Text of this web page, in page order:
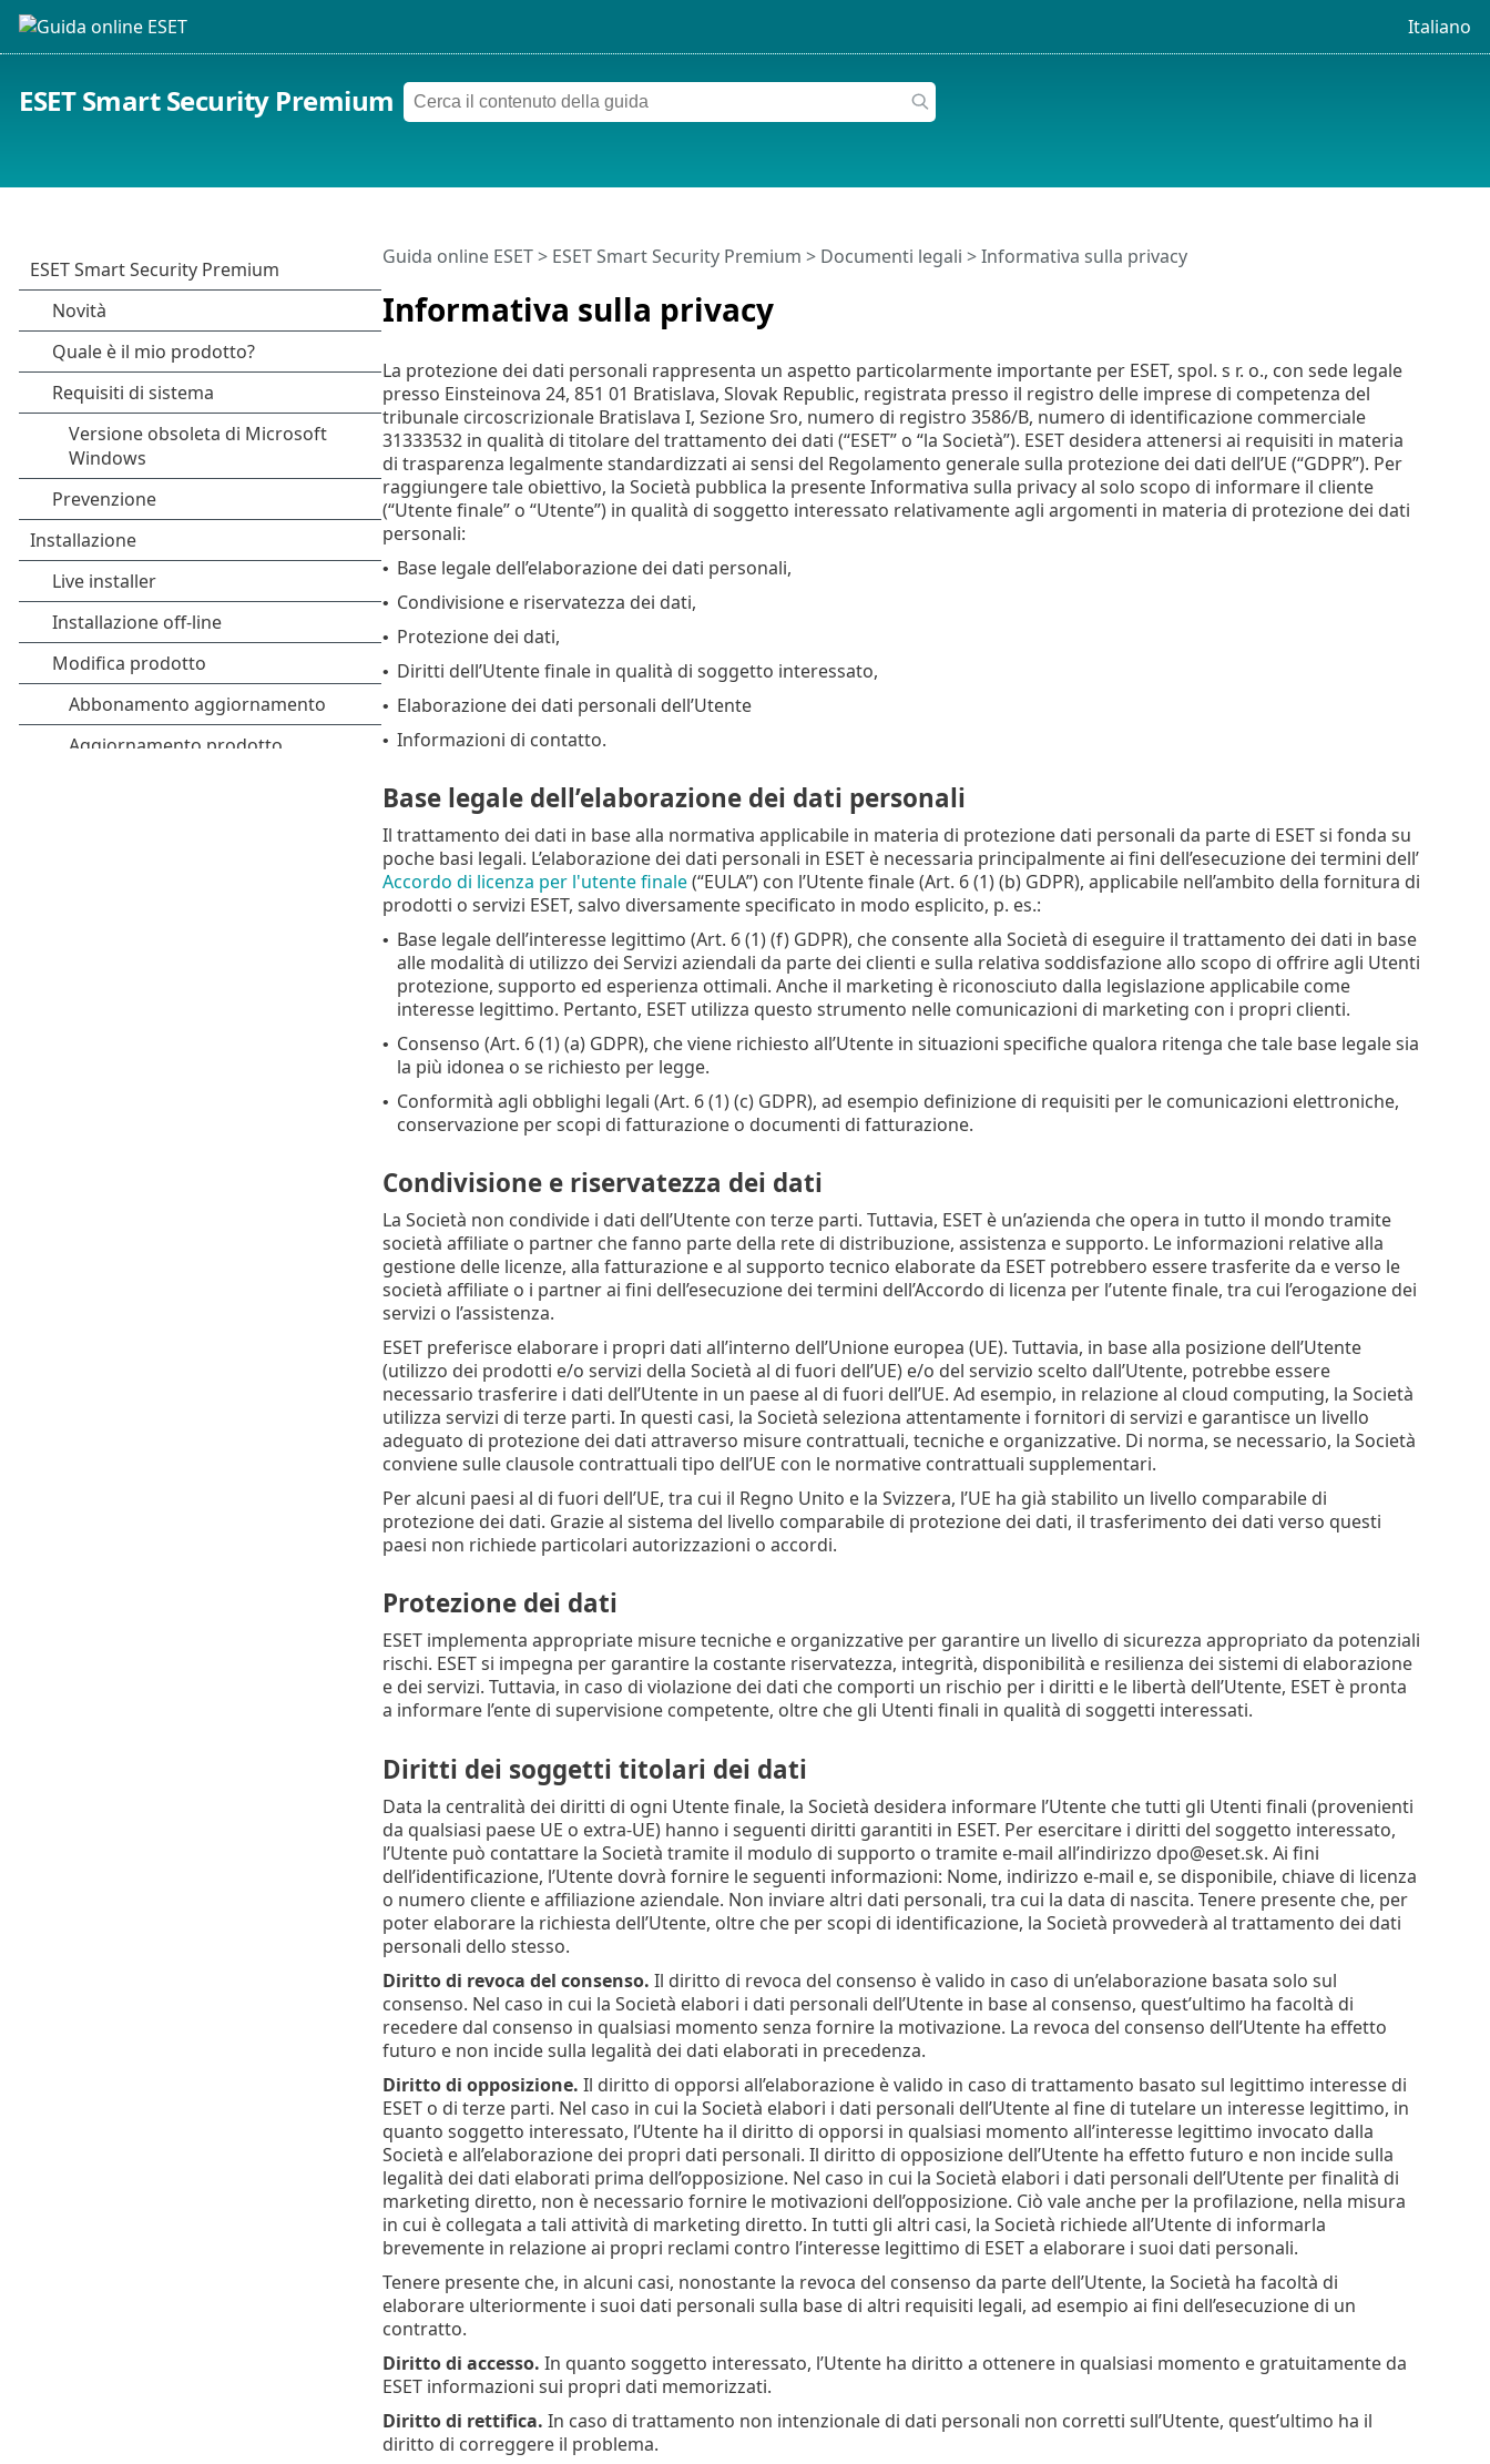
Italiano
ESET Smart Security Premium
Informativa sulla privacy
Guida online ESET> ESET Smart Security Premium > Documenti legali > Informativa sulla privacy
La protezione dei dati personali rappresenta un aspetto particolarmente importante per ESET, spol. s r. o., con sede legale
presso Einsteinova 24, 851 01 Bratislava, Slovak Republic, registrata presso il registro delle imprese di competenza del
tribunale circoscrizionale Bratislava I, Sezione Sro, numero di registro 3586/B, numero di identificazione commerciale
31333532 in qualità di titolare del trattamento dei dati (“ESET” o “la Società”). ESET desidera attenersi ai requisiti in materia
di trasparenza legalmente standardizzati ai sensi del Regolamento generale sulla protezione dei dati dell’UE (“GDPR”). Per
raggiungere tale obiettivo, la Società pubblica la presente Informativa sulla privacy al solo scopo di informare il cliente
(“Utente finale” o “Utente”) in qualità di soggetto interessato relativamente agli argomenti in materia di protezione dei dati
personali:
• Base legale dell’elaborazione dei dati personali,
• Condivisione e riservatezza dei dati,
• Protezione dei dati,
• Diritti dell’Utente finale in qualità di soggetto interessato,
• Elaborazione dei dati personali dell’Utente
• Informazioni di contatto.
Base legale dell’elaborazione dei dati personali
Il trattamento dei dati in base alla normativa applicabile in materia di protezione dati personali da parte di ESET si fonda su
poche basi legali. L’elaborazione dei dati personali in ESET è necessaria principalmente ai fini dell’esecuzione dei termini dell’
Accordo di licenza per l'utente finale(“EULA”) con l’Utente finale (Art. 6 (1) (b) GDPR), applicabile nell’ambito della fornitura di
prodotti o servizi ESET, salvo diversamente specificato in modo esplicito, p. es.:
• Base legale dell’interesse legittimo (Art. 6 (1) (f) GDPR), che consente alla Società di eseguire il trattamento dei dati in base
alle modalità di utilizzo dei Servizi aziendali da parte dei clienti e sulla relativa soddisfazione allo scopo di offrire agli Utenti
protezione, supporto ed esperienza ottimali. Anche il marketing è riconosciuto dalla legislazione applicabile come
interesse legittimo. Pertanto, ESET utilizza questo strumento nelle comunicazioni di marketing con i propri clienti.
• Consenso (Art. 6 (1) (a) GDPR), che viene richiesto all’Utente in situazioni specifiche qualora ritenga che tale base legale sia
la più idonea o se richiesto per legge.
• Conformità agli obblighi legali (Art. 6 (1) (c) GDPR), ad esempio definizione di requisiti per le comunicazioni elettroniche,
conservazione per scopi di fatturazione o documenti di fatturazione.
Condivisione e riservatezza dei dati
La Società non condivide i dati dell’Utente con terze parti. Tuttavia, ESET è un’azienda che opera in tutto il mondo tramite
società affiliate o partner che fanno parte della rete di distribuzione, assistenza e supporto. Le informazioni relative alla
gestione delle licenze, alla fatturazione e al supporto tecnico elaborate da ESET potrebbero essere trasferite da e verso le
società affiliate o i partner ai fini dell’esecuzione dei termini dell’Accordo di licenza per l’utente finale, tra cui l’erogazione dei
servizi o l’assistenza.
ESET preferisce elaborare i propri dati all’interno dell’Unione europea (UE). Tuttavia, in base alla posizione dell’Utente
(utilizzo dei prodotti e/o servizi della Società al di fuori dell’UE) e/o del servizio scelto dall’Utente, potrebbe essere
necessario trasferire i dati dell’Utente in un paese al di fuori dell’UE. Ad esempio, in relazione al cloud computing, la Società
utilizza servizi di terze parti. In questi casi, la Società seleziona attentamente i fornitori di servizi e garantisce un livello
adeguato di protezione dei dati attraverso misure contrattuali, tecniche e organizzative. Di norma, se necessario, la Società
conviene sulle clausole contrattuali tipo dell’UE con le normative contrattuali supplementari.
Per alcuni paesi al di fuori dell’UE, tra cui il Regno Unito e la Svizzera, l’UE ha già stabilito un livello comparabile di
protezione dei dati. Grazie al sistema del livello comparabile di protezione dei dati, il trasferimento dei dati verso questi
paesi non richiede particolari autorizzazioni o accordi.
Protezione dei dati
ESET implementa appropriate misure tecniche e organizzative per garantire un livello di sicurezza appropriato da potenziali
rischi. ESET si impegna per garantire la costante riservatezza, integrità, disponibilità e resilienza dei sistemi di elaborazione
e dei servizi. Tuttavia, in caso di violazione dei dati che comporti un rischio per i diritti e le libertà dell’Utente, ESET è pronta
a informare l’ente di supervisione competente, oltre che gli Utenti finali in qualità di soggetti interessati.
Diritti dei soggetti titolari dei dati
Data la centralità dei diritti di ogni Utente finale, la Società desidera informare l’Utente che tutti gli Utenti finali (provenienti
da qualsiasi paese UE o extra-UE) hanno i seguenti diritti garantiti in ESET. Per esercitare i diritti del soggetto interessato,
l’Utente può contattare la Società tramite il modulo di supporto o tramite e-mail all’indirizzo dpo@eset.sk. Ai fini
dell’identificazione, l’Utente dovrà fornire le seguenti informazioni: Nome, indirizzo e-mail e, se disponibile, chiave di licenza
o numero cliente e affiliazione aziendale. Non inviare altri dati personali, tra cui la data di nascita. Tenere presente che, per
poter elaborare la richiesta dell’Utente, oltre che per scopi di identificazione, la Società provvederà al trattamento dei dati
personali dello stesso.
Diritto di revoca del consenso. Il diritto di revoca del consenso è valido in caso di un’elaborazione basata solo sul
consenso. Nel caso in cui la Società elabori i dati personali dell’Utente in base al consenso, quest’ultimo ha facoltà di
recedere dal consenso in qualsiasi momento senza fornire la motivazione. La revoca del consenso dell’Utente ha effetto
futuro e non incide sulla legalità dei dati elaborati in precedenza.
Diritto di opposizione. Il diritto di opporsi all’elaborazione è valido in caso di trattamento basato sul legittimo interesse di
ESET o di terze parti. Nel caso in cui la Società elabori i dati personali dell’Utente al fine di tutelare un interesse legittimo, in
quanto soggetto interessato, l’Utente ha il diritto di opporsi in qualsiasi momento all’interesse legittimo invocato dalla
Società e all’elaborazione dei propri dati personali. Il diritto di opposizione dell’Utente ha effetto futuro e non incide sulla
legalità dei dati elaborati prima dell’opposizione. Nel caso in cui la Società elabori i dati personali dell’Utente per finalità di
marketing diretto, non è necessario fornire le motivazioni dell’opposizione. Ciò vale anche per la profilazione, nella misura
in cui è collegata a tali attività di marketing diretto. In tutti gli altri casi, la Società richiede all’Utente di informarla
brevemente in relazione ai propri reclami contro l’interesse legittimo di ESET a elaborare i suoi dati personali.
Tenere presente che, in alcuni casi, nonostante la revoca del consenso da parte dell’Utente, la Società ha facoltà di
elaborare ulteriormente i suoi dati personali sulla base di altri requisiti legali, ad esempio ai fini dell’esecuzione di un
contratto.
Diritto di accesso. In quanto soggetto interessato, l’Utente ha diritto a ottenere in qualsiasi momento e gratuitamente da
ESET informazioni sui propri dati memorizzati.
Diritto di rettifica. In caso di trattamento non intenzionale di dati personali non corretti sull’Utente, quest’ultimo ha il
diritto di correggere il problema.